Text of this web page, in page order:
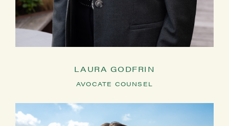
LAURA GODFRIN
AVOCATE COUNSEL